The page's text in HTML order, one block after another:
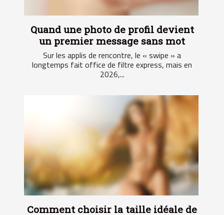
Quand une photo de profil devient
un premier message sans mot
Sur les applis de rencontre, le « swipe » a
longtemps fait office de filtre express, mais en
2026,...
Comment choisir la taille idéale de